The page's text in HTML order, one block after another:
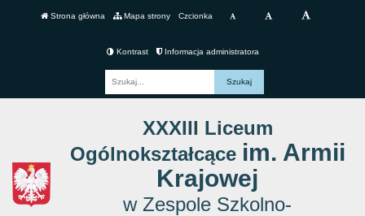
Strona główna Mapa strony Czcionka
Kontrast Informacja administratora
XXXIII Liceum
Ogólnokształcące im. Armii
Krajowej
w Zespole Szkolno-